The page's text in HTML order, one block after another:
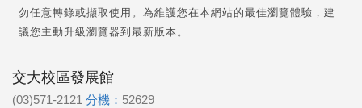
勿任意轉錄或擷取使用。為維護您在本網站的最佳瀏覽體驗，建
議您主動升級瀏覽器到最新版本。
交大校區發展館
(03)571-2121 分機： 52629